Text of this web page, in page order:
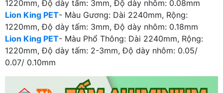
1220mm, Độ dày tấm: 3mm, Độ dày nhôm: 0.08mm
Lion King PET- Màu Gương: Dài 2240mm, Rộng:
1220mm, Độ dày tấm: 3mm, Độ dày nhôm: 0.18mm
Lion King PET- Màu Phổ Thông: Dài 2240mm, Rộng:
1220mm, Độ dày tấm: 2-3mm, Độ dày nhôm: 0.05/
0.07/ 0.10mm